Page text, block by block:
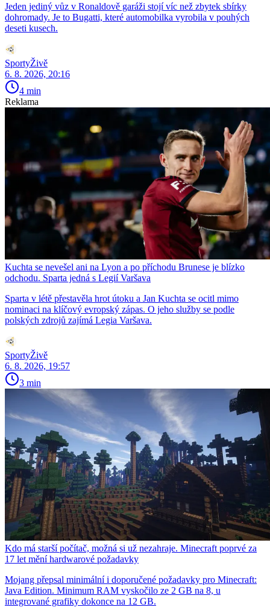
Jeden jediný vůz v Ronaldově garáži stojí víc než zbytek sbírky
dohromady. Je to Bugatti, které automobilka vyrobila v pouhých
deseti kusech.
SportyŽivě
6. 8. 2026, 20:16
4 min
Reklama
Kuchta se nevešel ani na Lyon a po příchodu Brunese je blízko
odchodu. Sparta jedná s Legií Varšava
Sparta v létě přestavěla hrot útoku a Jan Kuchta se ocitl mimo
nominaci na klíčový evropský zápas. O jeho služby se podle
polských zdrojů zajímá Legia Varšava.
SportyŽivě
6. 8. 2026, 19:57
3 min
Kdo má starší počítač, možná si už nezahraje. Minecraft poprvé za
17 let mění hardwarové požadavky
Mojang přepsal minimální i doporučené požadavky pro Minecraft:
Java Edition. Minimum RAM vyskočilo ze 2 GB na 8, u
integrované grafiky dokonce na 12 GB.